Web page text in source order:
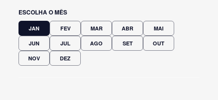
ESCOLHA O MÊS
JAN FEV MAR ABR MAI
JUN JUL AGO SET OUT
NOV DEZ